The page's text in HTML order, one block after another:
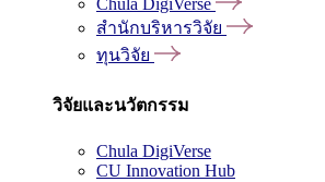
สำนักบริหารวิจัย
ทุนวิจัย
วิจัยและนวัตกรรม
Chula DigiVerse
CU Innovation Hub